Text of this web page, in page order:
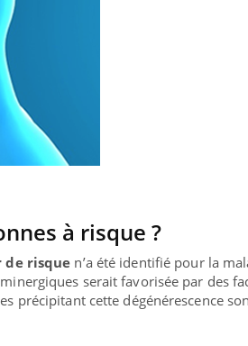
à risque ?
de risque n’a été identifié pour la
serait favorisée par des
précipitant cette dégénérescence